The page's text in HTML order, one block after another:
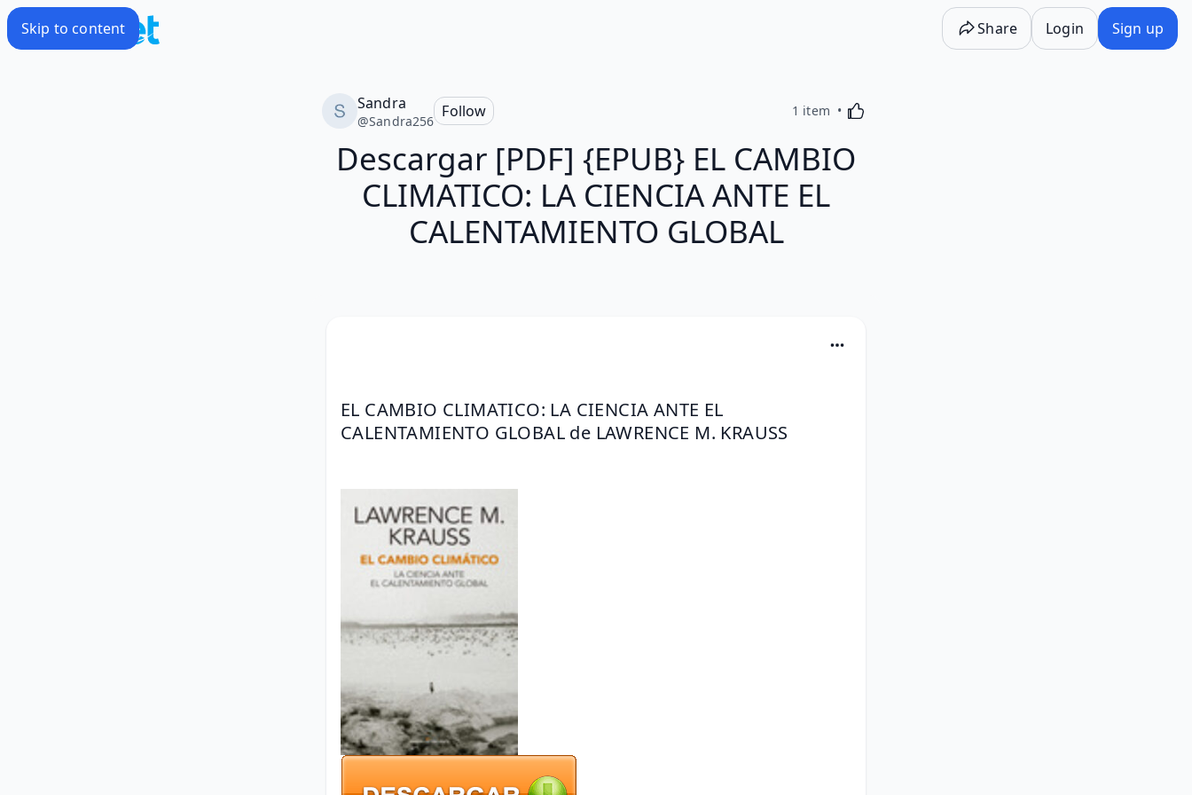
Skip to content Share Login Sign up
Sandra
@Sandra256
Follow 1 item Activating this element will cause content on the
Descargar [PDF] {EPUB} EL CAMBIO
CLIMATICO: LA CIENCIA ANTE EL
CALENTAMIENTO GLOBAL
EL CAMBIO CLIMATICO: LA CIENCIA ANTE EL
CALENTAMIENTO GLOBAL de LAWRENCE M. KRAUSS